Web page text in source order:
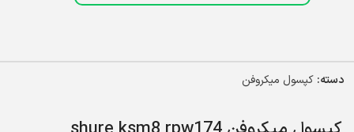
دسته: کپسول میکروفن